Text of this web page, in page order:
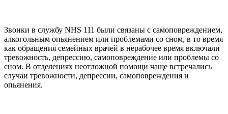
Звонки в службу NHS 111 были связаны с самоповреждением,
алкогольным опьянением или проблемами со сном, в то время
как обращения семейных врачей в нерабочее время включали
тревожность, депрессию, самоповреждение или проблемы со
сном. В отделениях неотложной помощи чаще встречались
случаи тревожности, депрессии, самоповреждения и
опьянения.